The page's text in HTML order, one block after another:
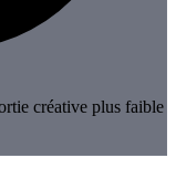
créative plus faible